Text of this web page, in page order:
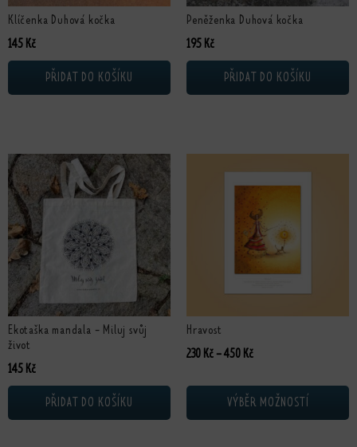
Klíčenka Duhová kočka
145 Kč
PŘIDAT DO KOŠÍKU
Peněženka Duhová kočka
195 Kč
PŘIDAT DO KOŠÍKU
Ekotaška mandala - Miluj svůj
život
145 Kč
PŘIDAT DO KOŠÍKU
Hravost
230 Kč –450 KčRozpětí cen: 230 Kč až
VÝBĚR MOŽNOSTÍ